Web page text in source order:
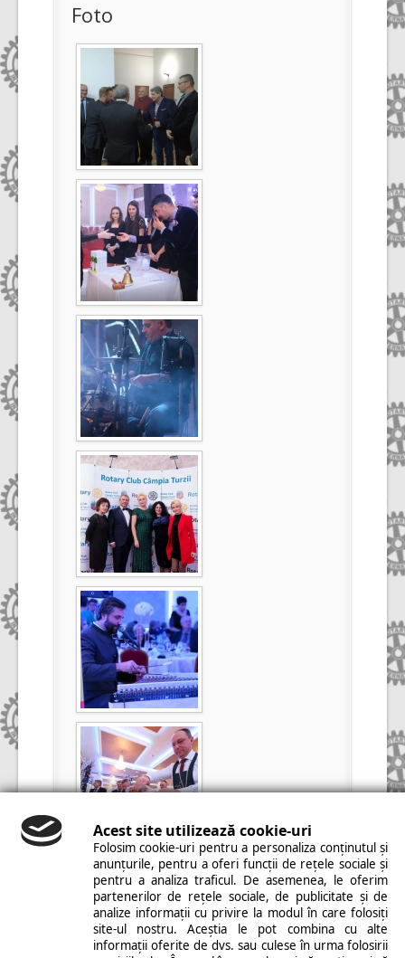
Foto
Acest site utilizează cookie-uri
Folosim cookie-uri pentru a personaliza conținutul și
anunțurile, pentru a oferi funcții de rețele sociale și
pentru a analiza traficul. De asemenea, le oferim
partenerilor de rețele sociale, de publicitate și de
analize informații cu privire la modul în care folosiți
site-ul nostru. Aceștia le pot combina cu alte
informații oferite de dvs. sau culese în urma folosirii